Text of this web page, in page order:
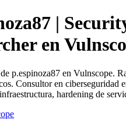
|
en
p.espinoza87 en Vulnscope.
Consultor en ciberseguridad
hardening de